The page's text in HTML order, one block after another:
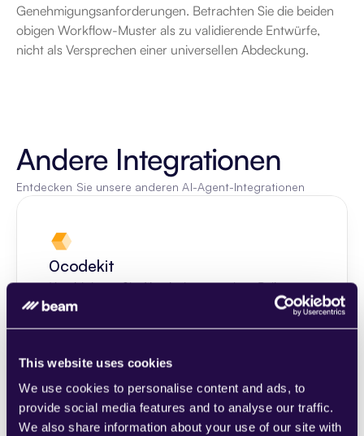
This website uses cookies
We use cookies to personalise content and ads, to
provide social media features and to analyse our traffic.
We also share information about your use of our site with
Genehmigungsanforderungen. Betrachten Sie die beiden
obigen Workflow-Muster als zu validierende Entwürfe,
nicht als Versprechen einer universellen Abdeckung.
Andere Integrationen
Entdecken Sie unsere anderen AI-Agent-Integrationen
0codekit
Kombinieren Sie Abschnitte aus einer Reihe
von Kategorien, um Seiten einfach
zusammenzustellen, die den
Unternehmens entsprechen.
Learn more